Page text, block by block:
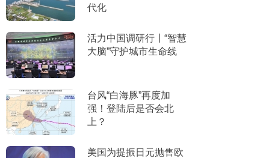
代化
活力中国调研行丨“智慧
大脑”守护城市生命线
台风“白海豚”再度加
强！登陆后是否会北
上？
美国为提振日元抛售欧